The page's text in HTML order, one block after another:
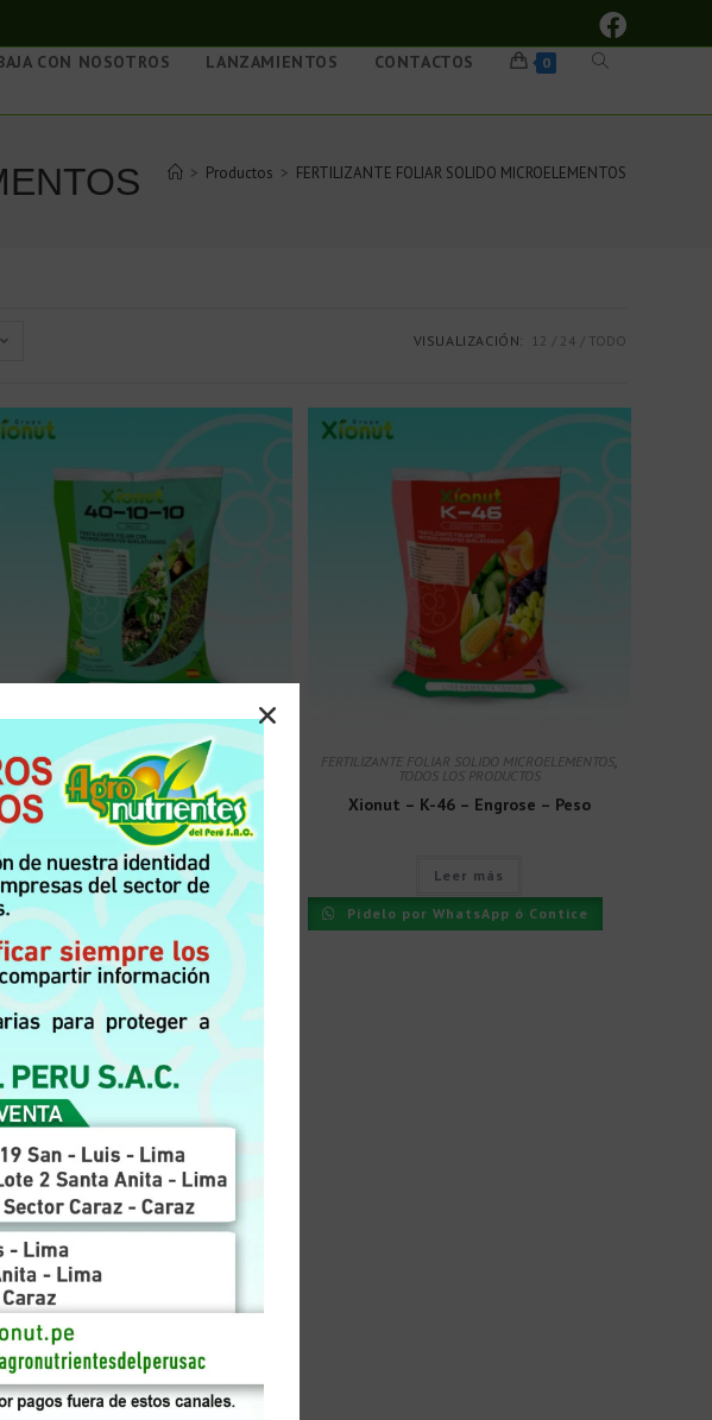
CON NOSOTROS LANZAMIENTOS CONTACTOS 0
> Productos > FERTILIZANTE FOLIAR SOLIDO MICROELEMENTOS
VISUALIZACIÓN: 12 24 TODO
FOLIAR SOLIDO MICROELEMENTOS
TODOS LOS PRODUCTOS
Xionut – 40-10-10 – Inicio
Leer más
Pídelo por WhatsApp ó Contice
FERTILIZANTE FOLIAR SOLIDO MICROELEMENTOS
TODOS LOS PRODUCTOS
Xionut – K-46 – Engrose – Peso
Leer más
Pídelo por WhatsApp ó Contice